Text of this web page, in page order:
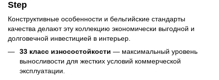
Step
Конструктивные особенности и бельгийские стандарты
качества делают эту коллекцию экономически выгодной и
долговечной инвестицией в интерьер.
33 класс износостойкости — максимальный уровень
выносливости для жестких условий коммерческой
эксплуатации.